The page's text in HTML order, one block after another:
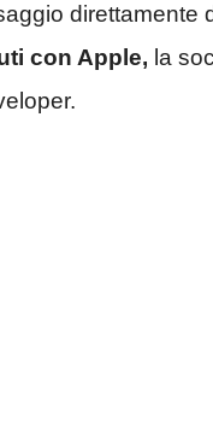
direttamente
con Apple, la